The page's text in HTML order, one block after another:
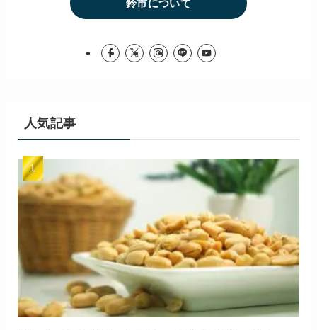
鈴市について
人気記事